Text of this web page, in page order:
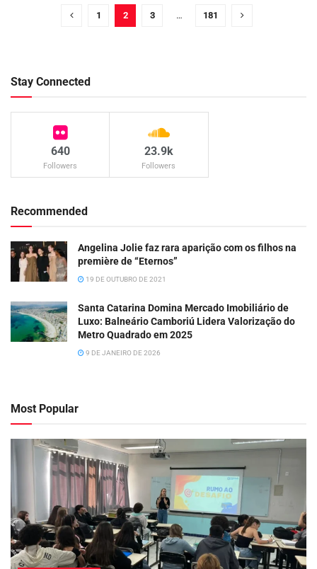
1 2 3 … 181
Stay Connected
640
Followers
23.9k
Followers
Recommended
Angelina Jolie faz rara aparição com os filhos na
première de “Eternos”
19 DE OUTUBRO DE 2021
Santa Catarina Domina Mercado Imobiliário de
Luxo: Balneário Camboriú Lidera Valorização do
Metro Quadrado em 2025
9 DE JANEIRO DE 2026
Most Popular